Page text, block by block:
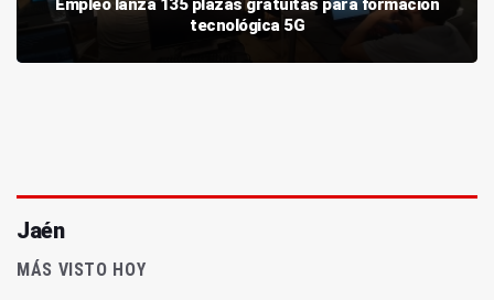
Empleo lanza 135 plazas gratuitas para formación
tecnológica 5G
Jaén
MÁS VISTO HOY